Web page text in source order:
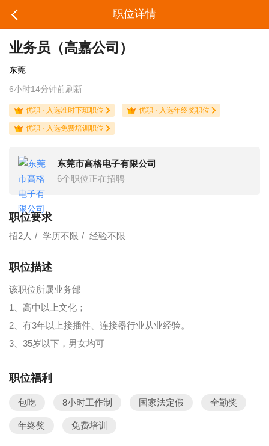
职位详情
业务员（高嘉公司）
东莞
6小时14分钟前刷新
优职 · 入选准时下班职位 优职 · 入选年终奖职位
优职 · 入选免费培训职位
东莞市高格电子有限公司
6个职位正在招聘
职位要求
招2人 学历不限 经验不限
职位描述
该职位所属业务部
1、高中以上文化；
2、有3年以上接插件、连接器行业从业经验。
3、35岁以下，男女均可
职位福利
包吃 8小时工作制 国家法定假 全勤奖
年终奖 免费培训